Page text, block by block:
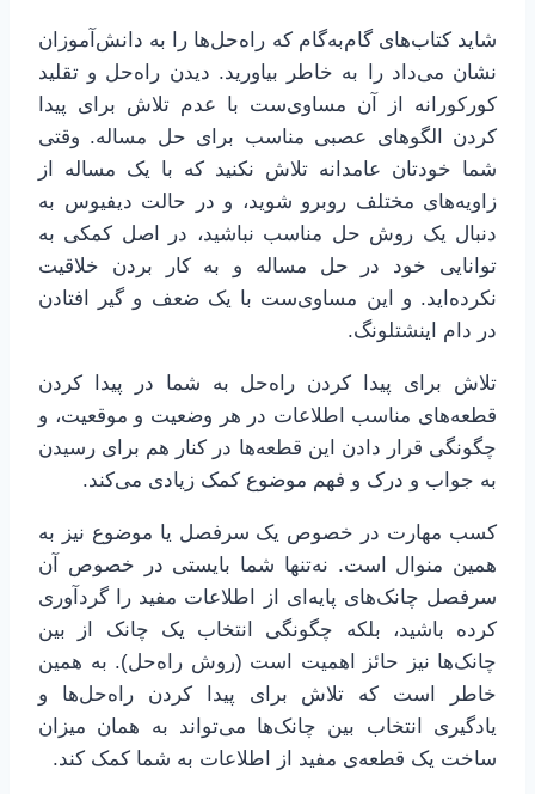
شاید کتاب‌های گام‌به‌گام که راه‌حل‌ها را به دانش‌آموزان
نشان می‌داد را به خاطر بیاورید. دیدن راه‌حل و تقلید
کورکورانه از آن مساوی‌ست با عدم تلاش برای پیدا
کردن الگوهای عصبی مناسب برای حل مساله. وقتی
شما خودتان عامدانه تلاش نکنید که با یک مساله از
زاویه‌های مختلف روبرو شوید، و در حالت دیفیوس به
دنبال یک روش حل مناسب نباشید، در اصل کمکی به
توانایی خود در حل مساله و به کار بردن خلاقیت
نکرده‌اید. و این مساوی‌ست با یک ضعف و گیر افتادن
در دام اینشتلونگ.
تلاش برای پیدا کردن راه‌حل به شما در پیدا کردن
قطعه‌های مناسب اطلاعات در هر وضعیت و موقعیت، و
چگونگی قرار دادن این قطعه‌ها در کنار هم برای رسیدن
به جواب و درک و فهم موضوع کمک زیادی می‌کند.
کسب مهارت در خصوص یک سرفصل یا موضوع نیز به
همین منوال است. نه‌تنها شما بایستی در خصوص آن
سرفصل چانک‌های پایه‌ای از اطلاعات مفید را گردآوری
کرده باشید، بلکه چگونگی انتخاب یک چانک از بین
چانک‌ها نیز حائز اهمیت است (روش راه‌حل). به همین
خاطر است که تلاش برای پیدا کردن راه‌حل‌ها و
یادگیری انتخاب بین چانک‌ها می‌تواند به همان میزان
ساخت یک قطعه‌ی مفید از اطلاعات به شما کمک کند.